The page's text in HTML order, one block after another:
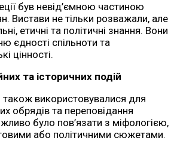
був невід’ємною частиною
Вистави не тільки розважали, але
етичні та політичні знання. Вони
єдності спільноти та
цінності.
та історичних подій
також використовувалися для
обрядів та переповідання
було пов’язати з міфологією,
або політичними сюжетами.